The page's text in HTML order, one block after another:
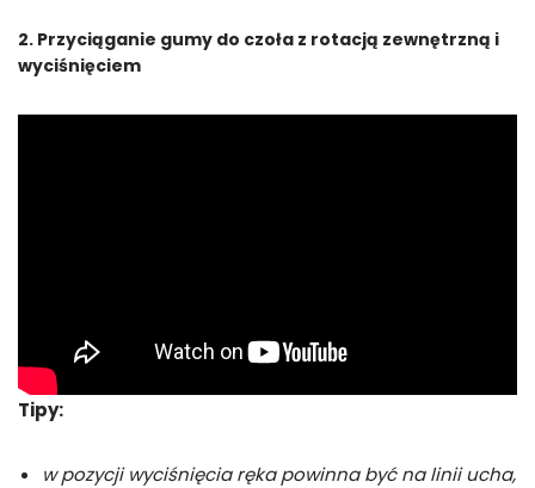
2. Przyciąganie gumy do czoła z rotacją zewnętrzną i
wyciśnięciem
Tipy:
w pozycji wyciśnięcia ręka powinna być na linii ucha,